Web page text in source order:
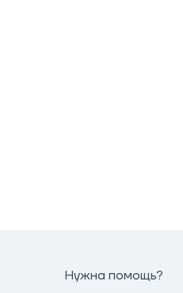
Нужна помощь?